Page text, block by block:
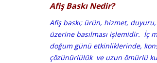
Afiş Baskı Nedir?
Afiş baskı; ürün, hizmet,
üzerine basılması işlemidir. İç
doğum günü etkinliklerinde,
çözünürlülük ve uzun ömürlü